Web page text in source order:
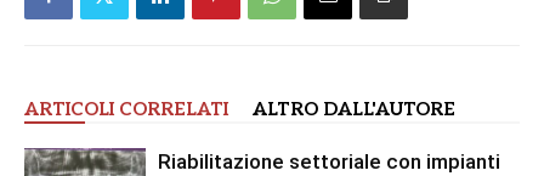
ARTICOLI CORRELATI ALTRO DALL'AUTORE
Riabilitazione settoriale con impianti